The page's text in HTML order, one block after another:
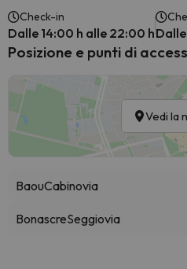
Check-in
Dalle 14:00 h alle 22:00 h
Posizione e punti di
Vedi la
BaouCabinovia
BonascreSeggiovia